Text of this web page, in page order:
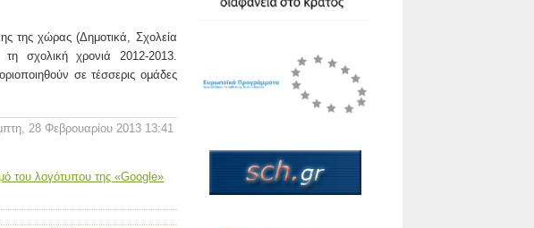
της χώρας (Δημοτικά, Σχολεία
τη σχολική χρονιά 2012-2013.
σε τέσσερις ομάδες
28 Φεβρουαρίου 2013 13:41
του λογότυπου της «Google»